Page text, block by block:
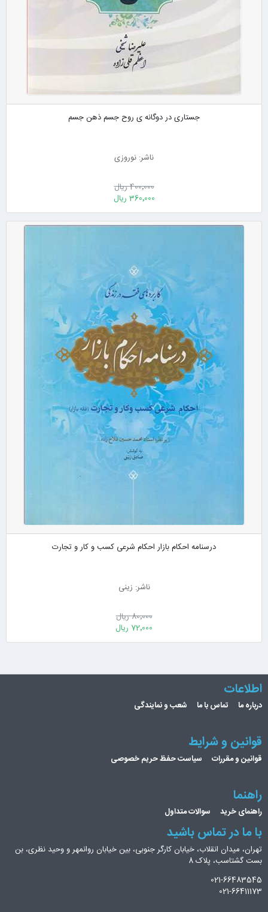
جستاری در دوگانه ی روح جسم ذهن جسم
ناشر: نوروزی
400٬000 ریال
360٬000 ریال
درسنامه احکام بازار احکام شرعی کسب و کار و تجارت
ناشر: زینی
80٬000 ریال
72٬000 ریال
اطلاعات
درباره ما تماس با ما شعب و نمایندگی
قوانین و شرایط
قوانین و مقررات سیاست حفظ حریم خصوصی
راهنما
راهنمای خرید سوالات متداول
با ما در تماس باشید
تهران، میدان انقلاب، خیابان کارگر جنوبی، بین خیابان روانمهر و وحید نظری، بن
بست گشتاسب، پلاک 8
021-66483545
021-66411173